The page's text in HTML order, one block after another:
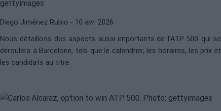
Diego Jiménez Rubio - 10 avr. 2026
Nous détaillons des aspects aussi importants de l'ATP 500 qui se
déroulera à Barcelone, tels que le calendrier, les horaires, les prix et
les candidats au titre.
CARLOS ALCARAZATP
Alcaraz et le défi «utopique» de